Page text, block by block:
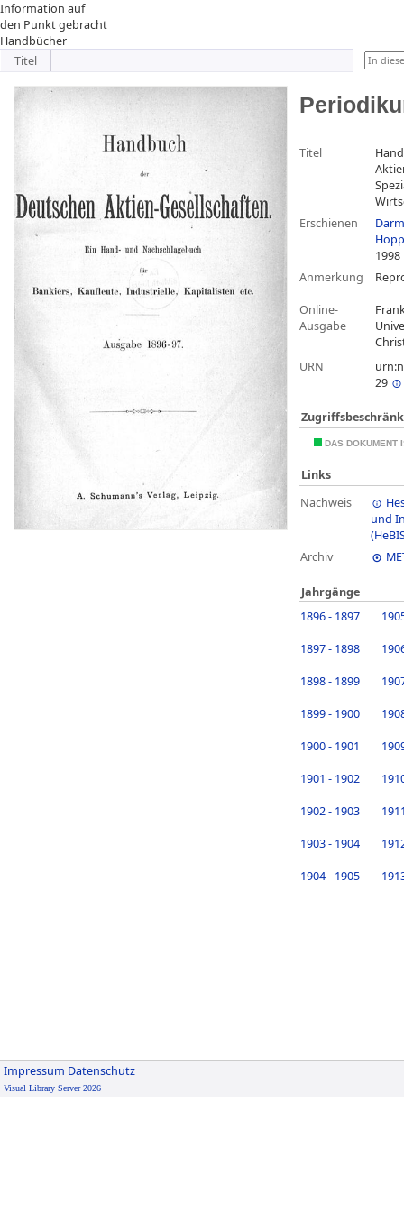
Information auf
den Punkt gebracht
Handbücher
Titel
Titel
Erschienen
1998
Anmerkung
Online-
Ausgabe
URN
29
DAS DOKUMENT
Links
Nachweis
und
Archiv
Jahrgänge
1896 - 1897
1897 - 1898
1898 - 1899
1899 - 1900
1900 - 1901
1901 - 1902
1902 - 1903
1903 - 1904
1904 - 1905
Impressum Datenschutz
Visual Library Server 2026